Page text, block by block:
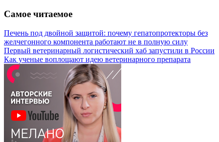
Самое читаемое
Печень под двойной защитой: почему гепатопротекторы без
желчегонного компонента работают не в полную силу
Первый ветеринарный логистический хаб запустили в России
Как ученые воплощают идею ветеринарного препарата